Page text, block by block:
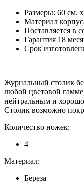
Размеры: 60 см.
Материал
Поставляется в
Гарантия 18
Срок
Журнальный столик
любой цветовой
нейтральным и
Столик возможно
Количество ножек:
4
Материал:
Береза